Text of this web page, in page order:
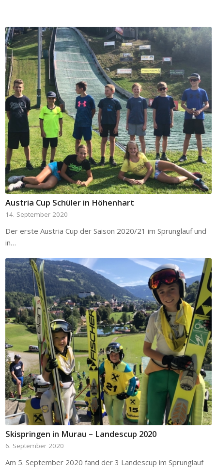
Austria Cup Schüler in Höhenhart
14. September 2020
Der erste Austria Cup der Saison 2020/21 im Sprunglauf und
in…
Skispringen in Murau – Landescup 2020
6. September 2020
Am 5. September 2020 fand der 3 Landescup im Sprunglauf